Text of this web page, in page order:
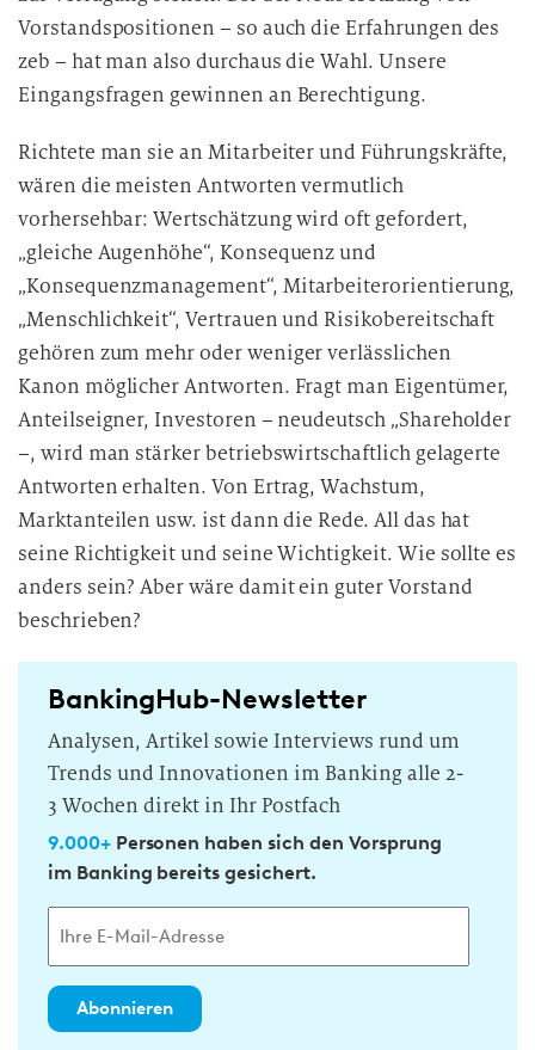
Vorstandspositionen – so auch die Erfahrungen des
zeb – hat man also durchaus die Wahl. Unsere
Eingangsfragen gewinnen an Berechtigung.
Richtete man sie an Mitarbeiter und Führungskräfte,
wären die meisten Antworten vermutlich
vorhersehbar: Wertschätzung wird oft gefordert,
„gleiche Augenhöhe“, Konsequenz und
„Konsequenzmanagement“, Mitarbeiterorientierung,
„Menschlichkeit“, Vertrauen und Risikobereitschaft
gehören zum mehr oder weniger verlässlichen
Kanon möglicher Antworten. Fragt man Eigentümer,
Anteilseigner, Investoren – neudeutsch „Shareholder
–, wird man stärker betriebswirtschaftlich gelagerte
Antworten erhalten. Von Ertrag, Wachstum,
Marktanteilen usw. ist dann die Rede. All das hat
seine Richtigkeit und seine Wichtigkeit. Wie sollte es
anders sein? Aber wäre damit ein guter Vorstand
beschrieben?
BankingHub-Newsletter
Analysen, Artikel sowie Interviews rund um
Trends und Innovationen im Banking alle 2-
3 Wochen direkt in Ihr Postfach
9.000+Personen haben sich den Vorsprung
im Banking bereits gesichert.
Abonnieren